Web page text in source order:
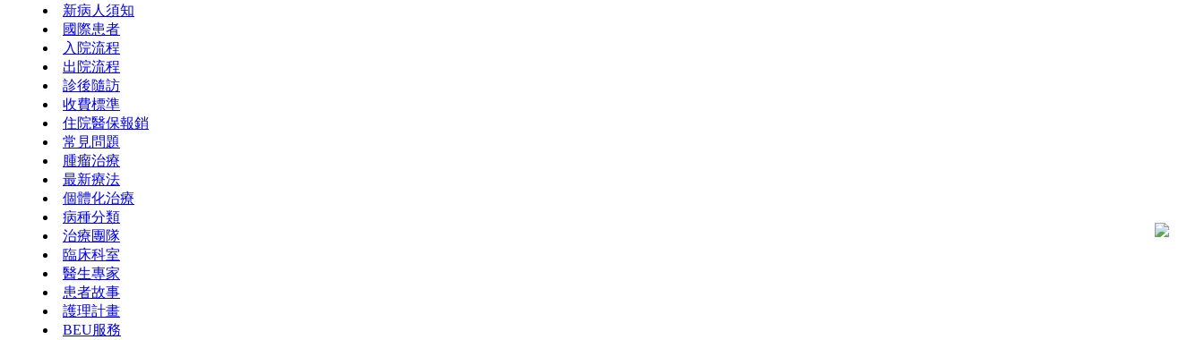
新病人須知
國際患者
入院流程
出院流程
診後隨訪
收費標準
住院醫保報銷
常見問題
腫瘤治療
最新療法
個體化治療
病種分類
治療團隊
臨床科室
醫生專家
患者故事
護理計畫
BEU服務